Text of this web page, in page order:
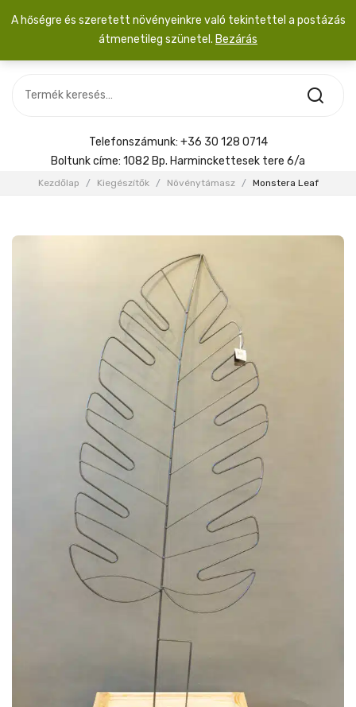
SZOBANÖVÉNY
KIEGÉSZÍTŐK
Menyasszonyi csokor
Telefonszámunk: +36 30 128 0714
Boltunk címe: 1082 Bp. Harminckettesek tere 6/a
Kezdőlap / Kiegészítők / Növénytámasz / Monstera Leaf
A hőségre és szeretett növényeinkre való tekintettel a postázás
átmenetileg szünetel. Bezárás